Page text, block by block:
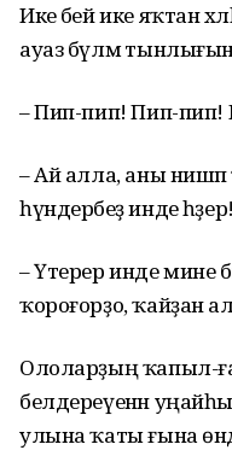
Ике әбей ике яҡтан
ауаз бүлмә
– Пип-пип! Пип-пип!
– Ай алла, аны
һүндерәбеҙ инде һәҙер!
– Үтерер инде мине
ҡороғорҙо, ҡайҙан
Ололарҙың ҡапыл-
белдереүенән
улына ҡаты ғына